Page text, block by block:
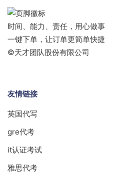
时间、能力、责任，用心做事
一键下单，让订单更简单快捷
©天才团队股份有限公司
友情链接
英国代写
gre代考
it认证考试
雅思代考